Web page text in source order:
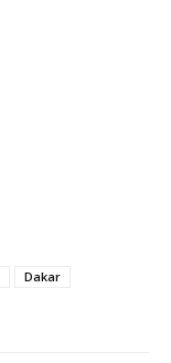
Dakar